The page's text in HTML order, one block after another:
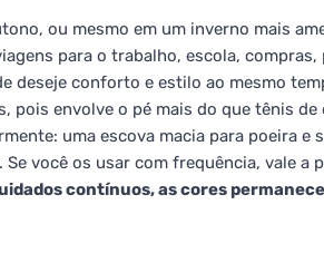
ou mesmo em um inverno mais
para o trabalho, escola, compras,
deseje conforto e estilo ao mesmo
envolve o pé mais do que tênis de
uma escova macia para poeira e
você os usar com frequência, vale a
contínuos, as cores